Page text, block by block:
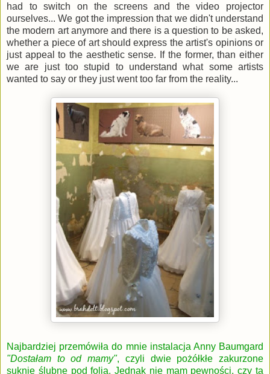
had to switch on the screens and the video projector
ourselves... We got the impression that we didn't understand
the modern art anymore and there is a question to be asked,
whether a piece of art should express the artist's opinions or
just appeal to the aesthetic sense. If the former, than either
we are just too stupid to understand what some artists
wanted to say or they just went too far from the reality...
Najbardziej przemówiła do mnie instalacja Anny Baumgard
"Dostałam to od mamy", czyli dwie pożółkłe zakurzone
suknie ślubne pod folią. Jednak nie mam pewności, czy ta